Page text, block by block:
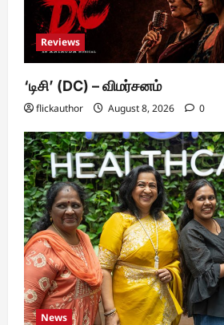
Reviews
‘டிசி’ (DC) – விமர்சனம்
flickauthor August 8, 2026 0
News